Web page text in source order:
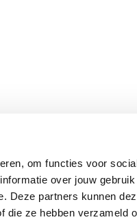
om functies voor
over jouw
Deze partners kunnen
die ze hebben verzameld